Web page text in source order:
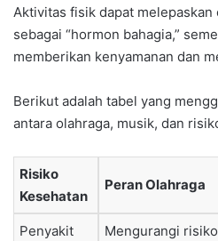
Aktivitas fisik dapat
sebagai “hormon bahagia,”
memberikan kenyamanan dan
Berikut adalah tabel yang
antara olahraga, musik, dan
Risiko
Kesehatan
Peran Olahraga
Penyakit
Mengurangi risiko